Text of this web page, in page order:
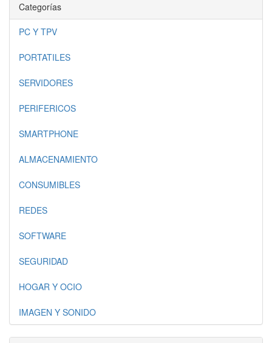
Categorías
PC Y TPV
PORTATILES
SERVIDORES
PERIFERICOS
SMARTPHONE
ALMACENAMIENTO
CONSUMIBLES
REDES
SOFTWARE
SEGURIDAD
HOGAR Y OCIO
IMAGEN Y SONIDO